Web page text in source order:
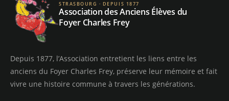
STRASBOURG · DEPUIS 1877
Association des Anciens Élèves du
Foyer Charles Frey
Depuis 1877, l’Association entretient les liens entre les
anciens du Foyer Charles Frey, préserve leur mémoire et fait
vivre une histoire commune à travers les générations.